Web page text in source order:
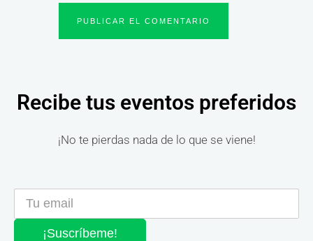
Recibe tus eventos preferidos
¡No te pierdas nada de lo que se viene!
¡Suscríbeme!